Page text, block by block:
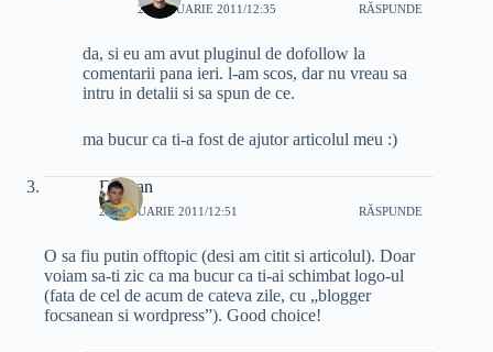
26 IANUARIE 2011/12:35 RĂSPUNDE
da, si eu am avut pluginul de dofollow la
comentarii pana ieri. l-am scos, dar nu vreau sa
intru in detalii si sa spun de ce.
ma bucur ca ti-a fost de ajutor articolul meu :)
Floryan
26 IANUARIE 2011/12:51 RĂSPUNDE
O sa fiu putin offtopic (desi am citit si articolul). Doar
voiam sa-ti zic ca ma bucur ca ti-ai schimbat logo-ul
(fata de cel de acum de cateva zile, cu „blogger
focsanean si wordpress”). Good choice!